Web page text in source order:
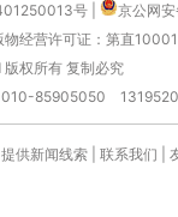
号
京公网
物经营许可证：第直
权所有 复制必究
010-85905050
提供新闻线索 联系我们